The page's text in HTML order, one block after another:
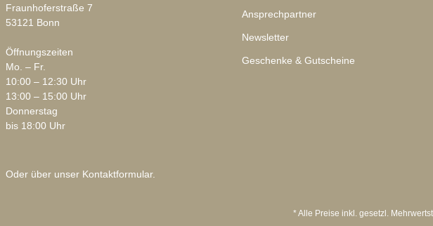
Fraunhoferstraße 7
53121 Bonn
Öffnungszeiten
Mo. – Fr.
10:00 – 12:30 Uhr
13:00 – 15:00 Uhr
Donnerstag
bis 18:00 Uhr
Oder über unser Kontaktformular.
Ansprechpartner
Newsletter
Geschenke & Gutscheine
* Alle Preise inkl. gesetzl.